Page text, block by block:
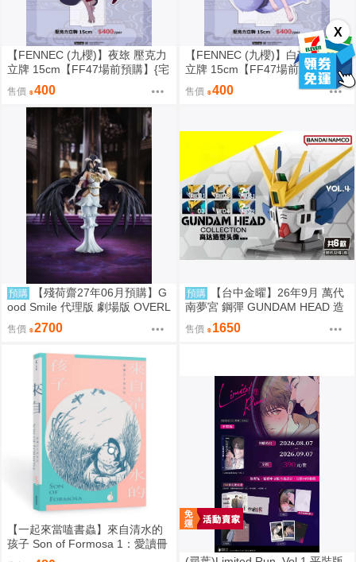
X
【FENNEC (九櫻)】夜玈 壓克力
立牌 15cm【FF47場前預購】{宅
即門}
售價 400
【FENNEC (九櫻)】白藻 壓克力
立牌 15cm【FF47場前預購】{宅
即門}
售價 400
預購
【殘荷齋27年06月預購】G
ood Smile 代理版 劇場版 OVERL
ORD 聖王國篇 雅兒貝德 figma
可動 0917
售價 2700
預購
【台中金曜】26年9月 萬代
南夢宮 鋼彈 GUNDAM HEAD 造
型頭像 第四彈 盲盒 中盒6入 081
4
售價 1650
【一起來當嗑書蟲】來自清水的
孩子 Son of Formosa 1：愛讀冊
的少年